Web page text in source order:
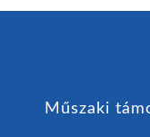
Műszaki